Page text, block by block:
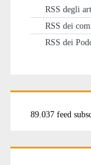
RSS degli
RSS dei
RSS dei
89.037 feed